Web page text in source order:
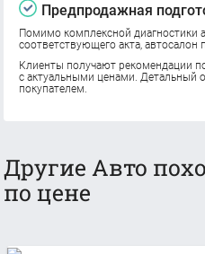
Предпродажная
Помимо комплексной диагностики
соответствующего акта, автосалон
Клиенты получают рекомендации
с актуальными ценами. Детальный
покупателем.
Другие Авто
по цене